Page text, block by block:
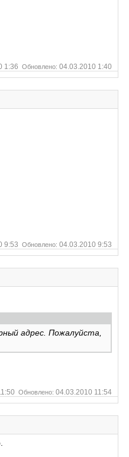
1:36 Обновлено: 04.03.2010 1:40
9:53 Обновлено: 04.03.2010 9:53
адрес. Пожалуйста,
Обновлено: 04.03.2010 11:54